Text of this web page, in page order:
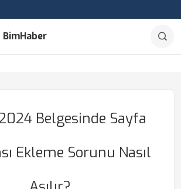
BimHaber
Belgesinde Sayfa
Ekleme Sorunu Nasıl